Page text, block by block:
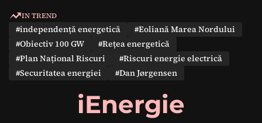
IN TREND
#independență energetică
#Eoliană Marea Nordului
#Obiectiv 100 GW
#Rețea energetică
#Plan Național Riscuri
#Riscuri energie electrică
#Securitatea energiei
#Dan Jørgensen
iEnergie